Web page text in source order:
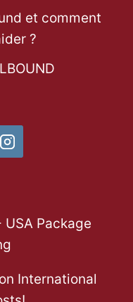
et comment
?
Package
International